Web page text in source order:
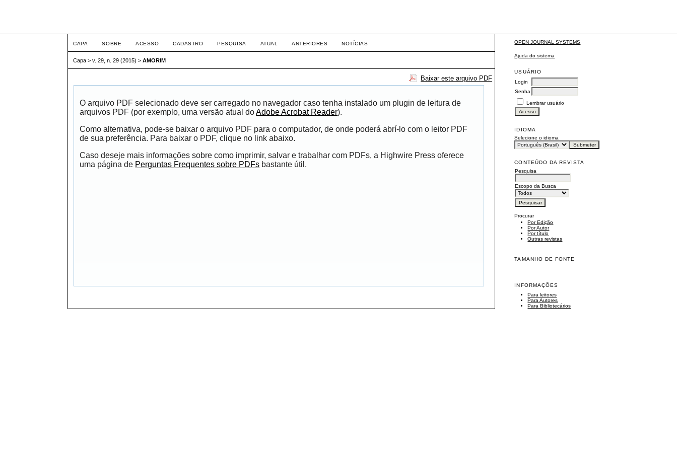
OPEN JOURNAL SYSTEMS
Ajuda do sistema
USUÁRIO
Login
Senha
Lembrar usuário
IDIOMA
Selecione o idioma
CONTEÚDO DA REVISTA
Pesquisa
Escopo da Busca
Procurar
Por Edição
Por Autor
Por título
Outras revistas
TAMANHO DE FONTE
INFORMAÇÕES
Para leitores
Para Autores
Para Bibliotecários
CAPA SOBRE ACESSO CADASTRO PESQUISA ATUAL ANTERIORES NOTÍCIAS
Capa >v. 29, n. 29 (2015) >AMORIM
Baixar este arquivo PDF
O arquivo PDF selecionado deve ser carregado no navegador caso tenha instalado um plugin de leitura de
arquivos PDF (por exemplo, uma versão atual doAdobe Acrobat Reader).
Como alternativa, pode-se baixar o arquivo PDF para o computador, de onde poderá abrí-lo com o leitor PDF
de sua preferência. Para baixar o PDF, clique no link abaixo.
Caso deseje mais informações sobre como imprimir, salvar e trabalhar com PDFs, a Highwire Press oferece
uma página de Perguntas Frequentes sobre PDFs bastante útil.